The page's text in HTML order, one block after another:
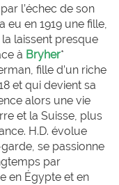
l’échec de son
eu en 1919 une fille,
laissent presque
à Bryher*
fille d’un riche
et qui devient sa
alors une vie
et la Suisse, plus
H.D. évolue
se passionne
par
en Égypte et en